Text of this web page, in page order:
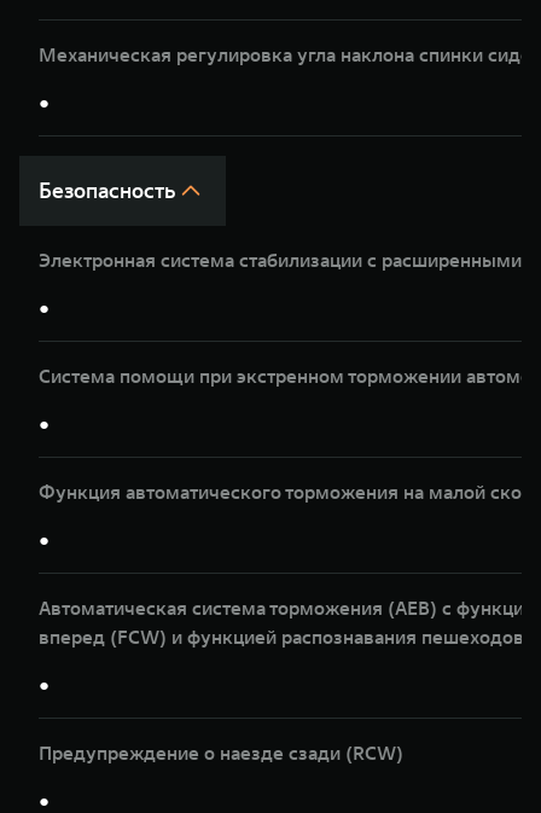
Механическая регулировка угла наклона спинки
●
Безопасность
Электронная система стабилизации с расширенными
●
Система помощи при экстренном торможении
●
Функция автоматического торможения на малой
●
Автоматическая система торможения (AEB) с
вперед (FCW) и функцией распознавания пешеходов
●
Предупреждение о наезде сзади (RCW)
●